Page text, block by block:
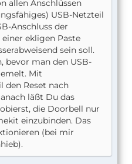
allen Anschlüssen
USB-Netzteil
Anschluss der
ekligen Paste
sein soll.
bevor man den USB-
Mit
den Reset nach
läßt Du das
die Doorbell nur
einzubinden. Das
(bei mir